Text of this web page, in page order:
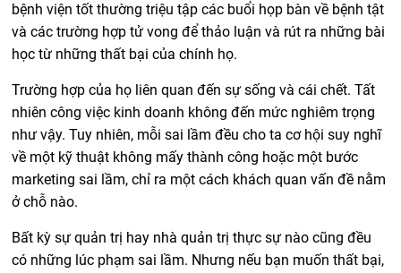
bệnh viện tốt thường triệu tập các buổi họp bàn về bệnh tật
và các trường hợp tử vong để thảo luận và rút ra những bài
học từ những thất bại của chính họ.
Trường hợp của họ liên quan đến sự sống và cái chết. Tất
nhiên công việc kinh doanh không đến mức nghiêm trọng
như vậy. Tuy nhiên, mỗi sai lầm đều cho ta cơ hội suy nghĩ
về một kỹ thuật không mấy thành công hoặc một bước
marketing sai lầm, chỉ ra một cách khách quan vấn đề nằm
ở chỗ nào.
Bất kỳ sự quản trị hay nhà quản trị thực sự nào cũng đều
có những lúc phạm sai lầm. Nhưng nếu bạn muốn thất bại,